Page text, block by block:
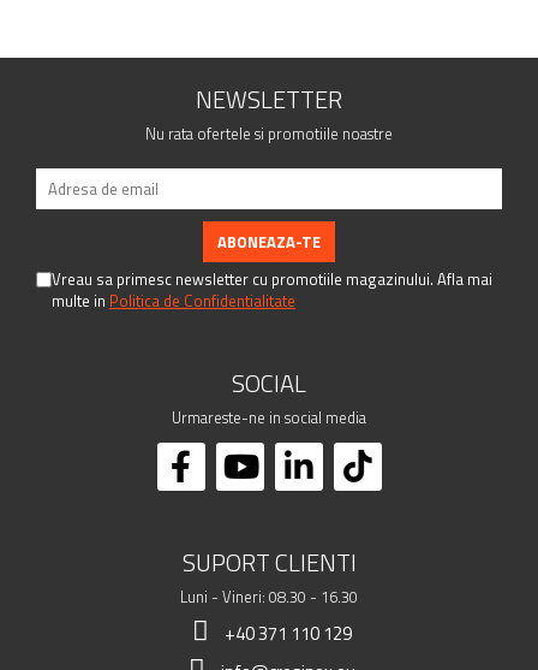
NEWSLETTER
Nu rata ofertele si promotiile noastre
Vreau sa primesc newsletter cu promotiile magazinului. Afla mai
multe in Politica de Confidentialitate
SOCIAL
Urmareste-ne in social media
SUPORT CLIENTI
Luni - Vineri: 08.30 - 16.30
+40 371 110 129